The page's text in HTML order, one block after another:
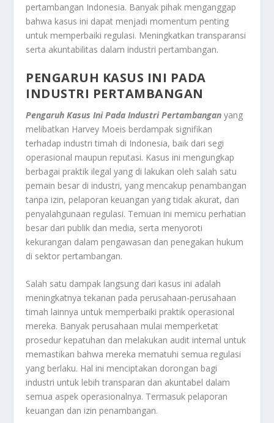
pertambangan Indonesia. Banyak pihak menganggap
bahwa kasus ini dapat menjadi momentum penting
untuk memperbaiki regulasi. Meningkatkan transparansi
serta akuntabilitas dalam industri pertambangan.
PENGARUH KASUS INI PADA
INDUSTRI PERTAMBANGAN
Pengaruh Kasus Ini Pada Industri Pertambangan yang
melibatkan Harvey Moeis berdampak signifikan
terhadap industri timah di Indonesia, baik dari segi
operasional maupun reputasi. Kasus ini mengungkap
berbagai praktik ilegal yang di lakukan oleh salah satu
pemain besar di industri, yang mencakup penambangan
tanpa izin, pelaporan keuangan yang tidak akurat, dan
penyalahgunaan regulasi. Temuan ini memicu perhatian
besar dari publik dan media, serta menyoroti
kekurangan dalam pengawasan dan penegakan hukum
di sektor pertambangan.
Salah satu dampak langsung dari kasus ini adalah
meningkatnya tekanan pada perusahaan-perusahaan
timah lainnya untuk memperbaiki praktik operasional
mereka. Banyak perusahaan mulai memperketat
prosedur kepatuhan dan melakukan audit internal untuk
memastikan bahwa mereka mematuhi semua regulasi
yang berlaku. Hal ini menciptakan dorongan bagi
industri untuk lebih transparan dan akuntabel dalam
semua aspek operasionalnya. Termasuk pelaporan
keuangan dan izin penambangan.